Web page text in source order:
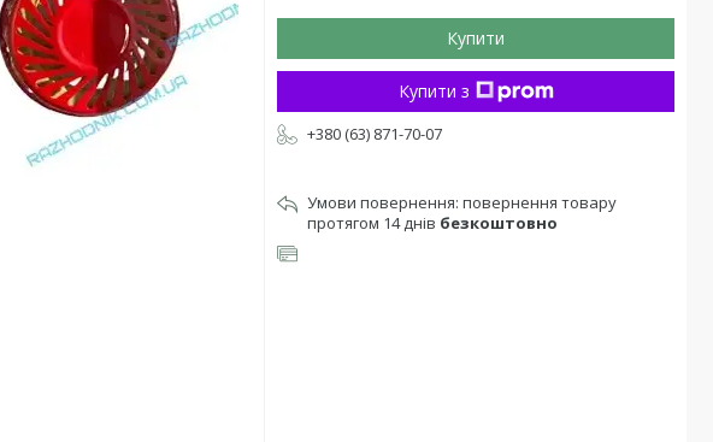
Купити
Купити з
+380 (63) 871-70-07
повернення товару
протягом 14 днів безкоштовно